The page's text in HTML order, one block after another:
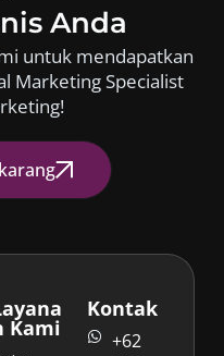
Anda
untuk mendapatkan
Marketing Specialist
Kami
Kontak
+62